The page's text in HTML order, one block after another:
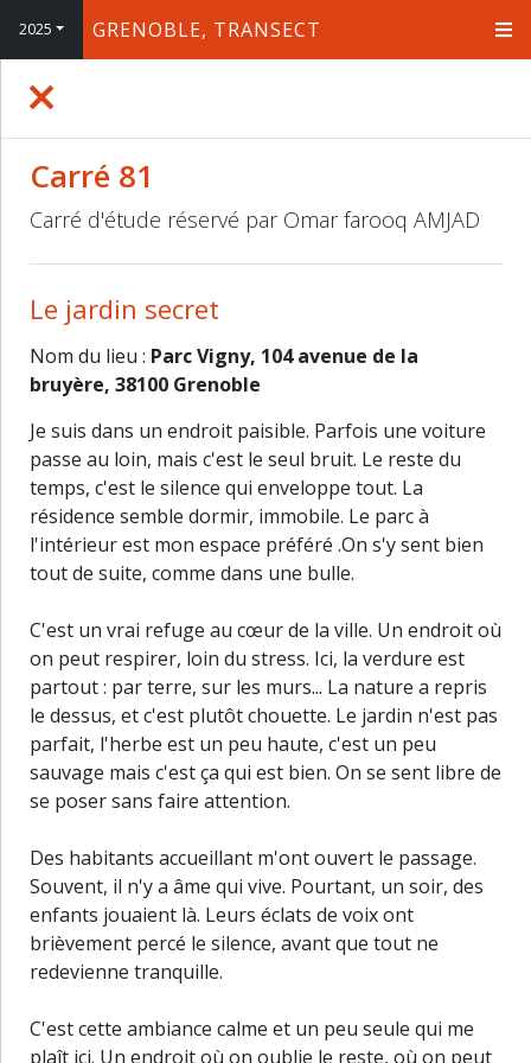
2025 GRENOBLE, TRANSECT
+
Carré 81
Carré d'étude réservé par Omar farooq AMJAD
Le jardin secret
Nom du lieu : Parc Vigny, 104 avenue de la
bruyère, 38100 Grenoble
Je suis dans un endroit paisible. Parfois une voiture
passe au loin, mais c'est le seul bruit. Le reste du
temps, c'est le silence qui enveloppe tout. La
résidence semble dormir, immobile. Le parc à
l'intérieur est mon espace préféré .On s'y sent bien
tout de suite, comme dans une bulle.
C'est un vrai refuge au cœur de la ville. Un endroit où
on peut respirer, loin du stress. Ici, la verdure est
partout : par terre, sur les murs... La nature a repris
le dessus, et c'est plutôt chouette. Le jardin n'est pas
parfait, l'herbe est un peu haute, c'est un peu
sauvage mais c'est ça qui est bien. On se sent libre de
se poser sans faire attention.
Des habitants accueillant m'ont ouvert le passage.
Souvent, il n'y a âme qui vive. Pourtant, un soir, des
enfants jouaient là. Leurs éclats de voix ont
brièvement percé le silence, avant que tout ne
redevienne tranquille.
C'est cette ambiance calme et un peu seule qui me
plaît ici. Un endroit où on oublie le reste, où on peut